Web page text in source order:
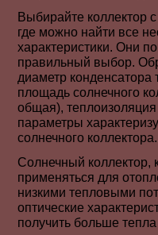
Выбирайте коллектор
где можно найти все
характеристики. Они
правильный выбор.
диаметр конденсатора
площадь солнечного
общая),
параметры
солнечного коллектора.
Солнечный коллектор,
применяться для
низкими тепловыми
оптические
получить больше